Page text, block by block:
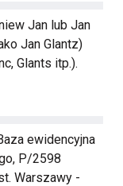
Jan lub Jan
Jan Glantz)
Glants itp.).
ewidencyjna
P/2598
Warszawy -